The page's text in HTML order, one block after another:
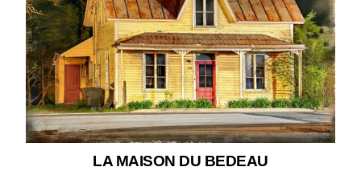
LA MAISON DU BEDEAU